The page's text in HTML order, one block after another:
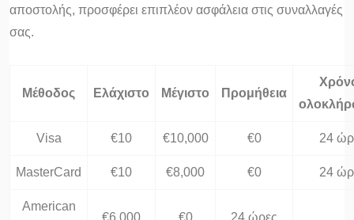
αποστολής, προσφέρει επιπλέον ασφάλεια στις συναλλαγές
σας.
Μέθοδος Ελάχιστο Μέγιστο Προμήθεια
Visa €10 €10,000 €0 24
MasterCard €10 €8,000 €0 24
American
€6,000 €0 24 ώρες